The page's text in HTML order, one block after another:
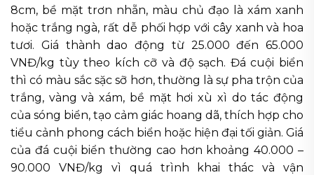
8cm, bề mặt trơn nhẵn, màu chủ đạo là xám xanh
hoặc trắng ngà, rất dễ phối hợp với cây xanh và hoa
tươi. Giá thành dao động từ 25.000 đến 65.000
VNĐ/kg tùy theo kích cỡ và độ sạch. Đá cuội biển
thì có màu sắc sặc sỡ hơn, thường là sự pha trộn của
trắng, vàng và xám, bề mặt hơi xù xì do tác động
của sóng biển, tạo cảm giác hoang dã, thích hợp cho
tiểu cảnh phong cách biển hoặc hiện đại tối giản. Giá
của đá cuội biển thường cao hơn khoảng 40.000 –
90.000 VNĐ/kg vì quá trình khai thác và vận